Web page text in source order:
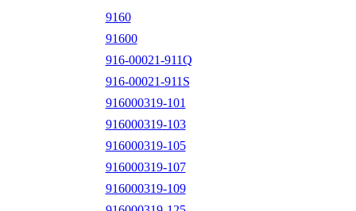
9160
91600
916-00021-911Q
916-00021-911S
916000319-101
916000319-103
916000319-105
916000319-107
916000319-109